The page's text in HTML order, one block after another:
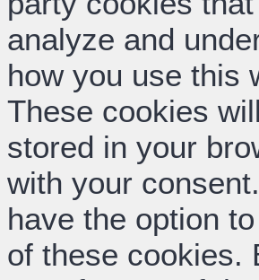
analyze and
how you use this
These cookies
stored in your
with your
have the option
of these cookies.